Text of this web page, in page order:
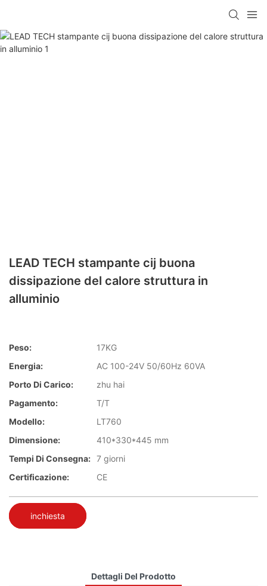
LEAD TECH stampante cij buona
dissipazione del calore struttura in
alluminio
Peso:
17KG
Energia:
AC 100-24V 50/60Hz 60VA
Porto Di Carico:
zhu hai
Pagamento:
T/T
Modello:
LT760
Dimensione:
410*330*445 mm
Tempi Di Consegna: 7 giorni
Certificazione:
CE
inchiesta
Dettagli Del Prodotto